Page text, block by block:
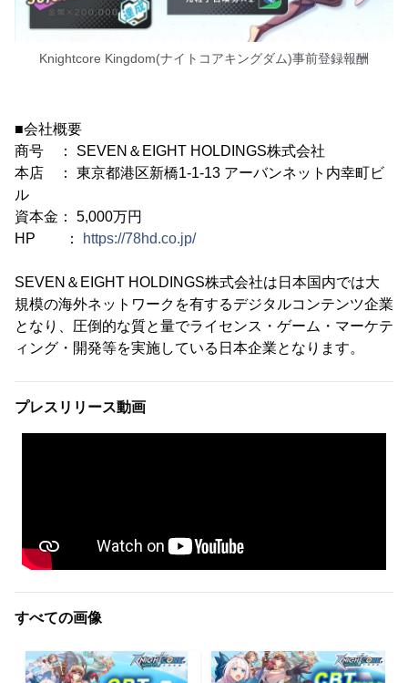
Knightcore Kingdom(ナイトコアキングダム)事前登録報酬
■会社概要
商号 ： SEVEN＆EIGHT HOLDINGS株式会社
本店 ： 東京都港区新橋1-1-13 アーバンネット内幸町ビ
ル
資本金： 5,000万円
HP ：
https://78hd.co.jp/
SEVEN＆EIGHT HOLDINGS株式会社は日本国内では大
規模の海外ネットワークを有するデジタルコンテンツ企業
となり、圧倒的な質と量でライセンス・ゲーム・マーケテ
ィング・開発等を実施している日本企業となります。
プレスリリース動画
すべての画像